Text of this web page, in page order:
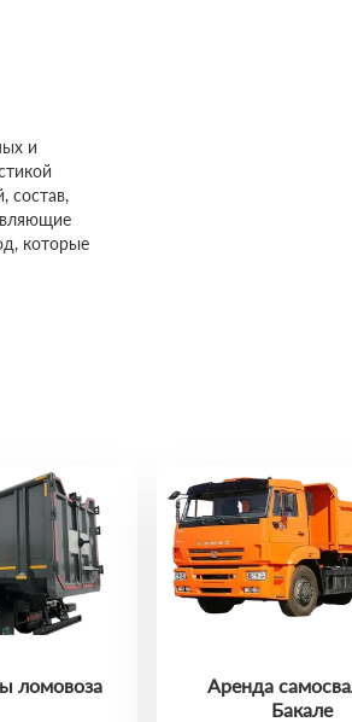
и
состав,
которые
ломовоза
Аренда
Бакале